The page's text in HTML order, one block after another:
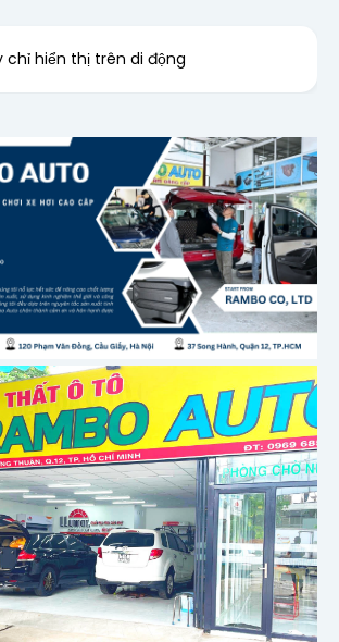
chỉ hiển thị trên di động